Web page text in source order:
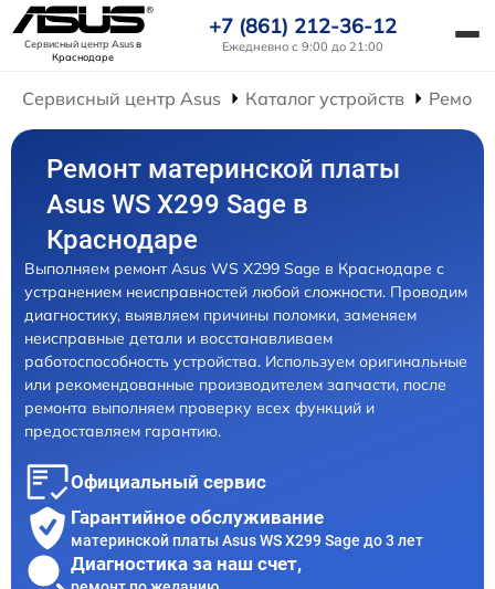
Сервисный центр Asusв
Краснодаре
+7 (861) 212-36-12
Ежедневно с 9:00 до 21:00
Сервисный центр Asus Каталог устройств
Ремонт материнской платы
Asus WS X299 Sage в
Краснодаре
Выполняем ремонт Asus WS X299 Sage в Краснодаре с
устранением неисправностей любой сложности. Проводим
диагностику, выявляем причины поломки, заменяем
неисправные детали и восстанавливаем
работоспособность устройства. Используем оригинальные
или рекомендованные производителем запчасти, после
ремонта выполняем проверку всех функций и
предоставляем гарантию.
Официальный сервис
Гарантийное обслуживание
материнской платы Asus WS X299 Sage до 3 лет
Диагностика за наш счет,